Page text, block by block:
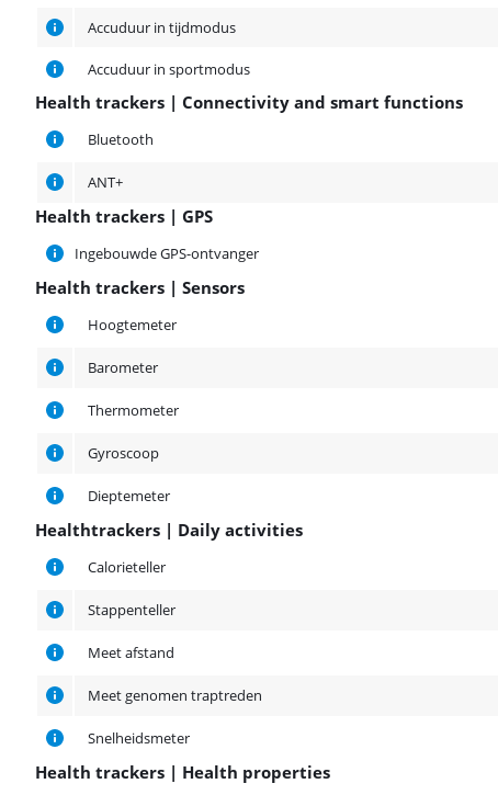
Accuduur in tijdmodus
Accuduur in sportmodus
Health trackers | Connectivity and smart functions
Health trackers | Connectivity and smart functions
Bluetooth
ANT+
Health trackers | GPS
Health trackers | GPS
Ingebouwde GPS-ontvanger
Health trackers | Sensors
Health trackers | Sensors
Hoogtemeter
Barometer
Thermometer
Gyroscoop
Dieptemeter
Healthtrackers | Daily activities
Healthtrackers | Daily activities
Calorieteller
Stappenteller
Meet afstand
Meet genomen traptreden
Snelheidsmeter
Health trackers | Health properties